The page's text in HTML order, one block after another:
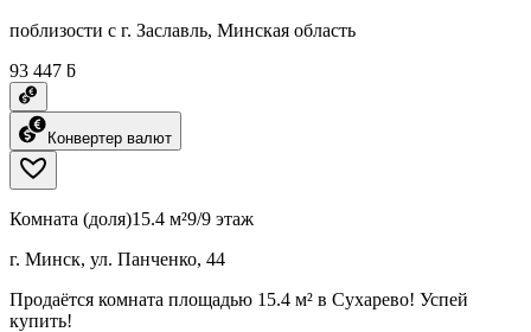
поблизости с г. Заславль, Минская область
93 447 ƃ
Конвертер валют
Комната (доля)15.4 м²9/9 этаж
г. Минск, ул. Панченко, 44
Продаётся комната площадью 15.4 м² в Сухарево! Успей
купить!